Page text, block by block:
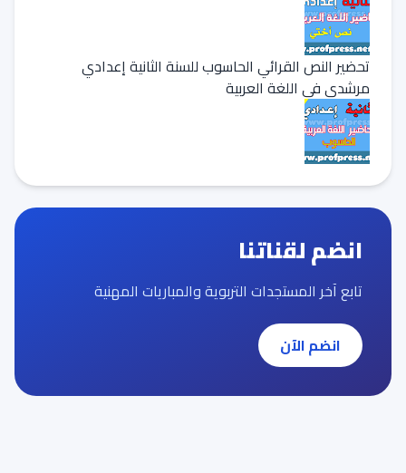
تحضير النص القرائي الحاسوب للسنة الثانية إعدادي
مرشدي في اللغة العربية
انضم لقناتنا
تابع آخر المستجدات التربوية والمباريات المهنية
انضم الآن